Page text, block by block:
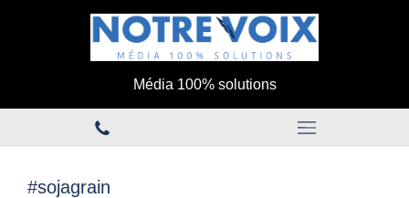
Média 100% solutions
#sojagrain